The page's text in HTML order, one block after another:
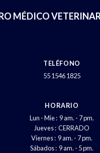
MÉDICO
TELÉFONO
55 1546 1825
HORARIO
Lun - Mie : 9 am. - 7 pm.
Jueves : CERRADO
Viernes : 9 am. - 7 pm.
Sábados : 9 am. - 5 pm.